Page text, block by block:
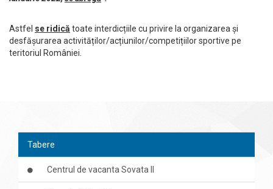
Astfel se ridică toate interdicțiile cu privire la organizarea și
desfășurarea activităților/acțiunilor/competițiilor sportive pe
teritoriul României.
Tabere
Centrul de vacanta Sovata II